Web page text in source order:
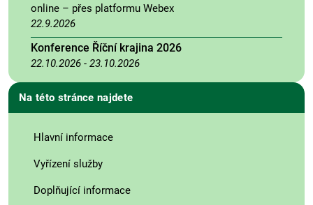
online – přes platformu Webex
22.9.2026
Konference Říční krajina 2026
22.10.2026 - 23.10.2026
Na této stránce najdete
Hlavní informace
Vyřízení služby
Doplňující informace